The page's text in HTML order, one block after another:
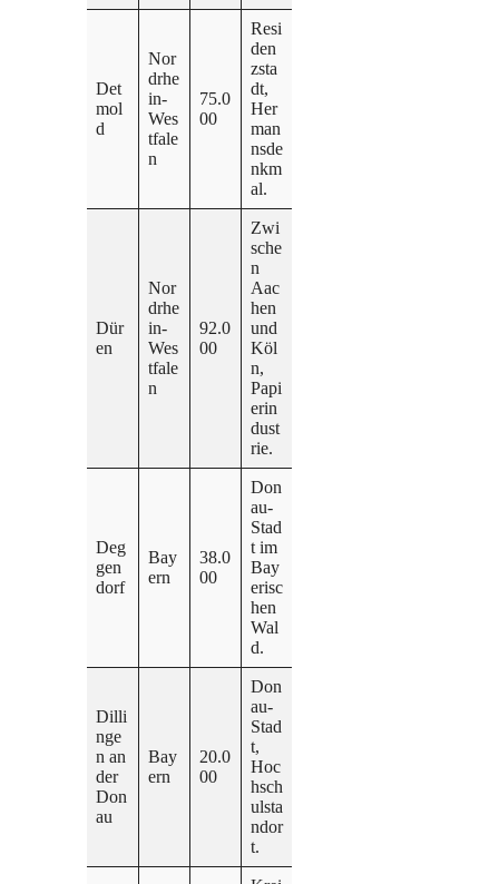
Det
mol
d
Nor
drhe
in-
Wes
tfale
n
75.0
00
Resi
den
zsta
dt,
Her
man
nsde
nkm
al.
Dür
en
Nor
drhe
in-
Wes
tfale
n
92.0
00
Zwi
sche
n
Aac
hen
und
Köl
n,
Papi
erin
dust
rie.
Deg
gen
dorf
Bay
ern
38.0
00
Don
au-
Stad
t im
Bay
erisc
hen
Wal
d.
Dilli
nge
n an
der
Don
au
Bay
ern
20.0
00
Don
au-
Stad
t,
Hoc
hsch
ulsta
ndor
t.